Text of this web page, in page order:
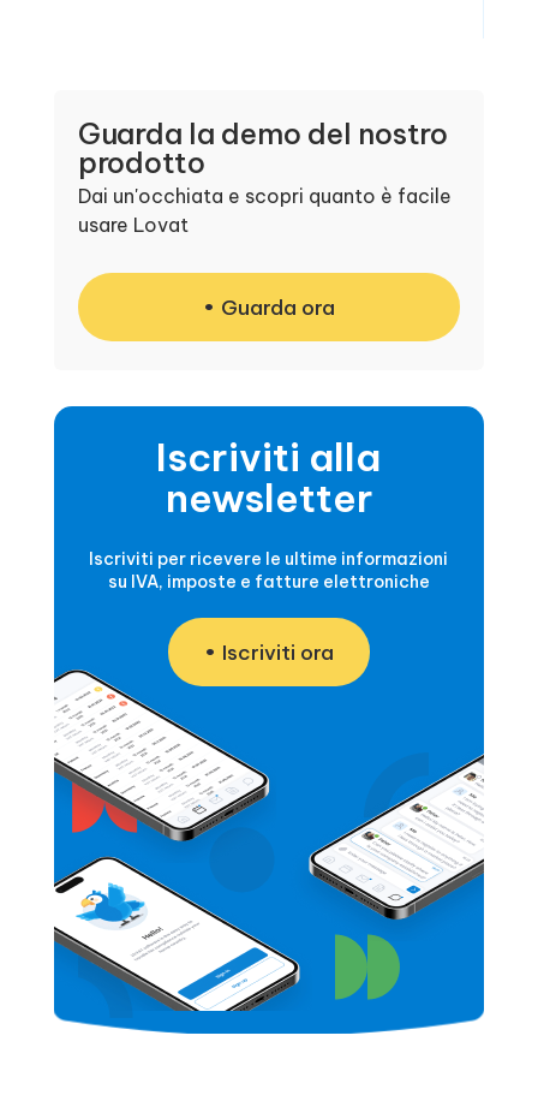
Guarda la demo del nostro
prodotto
Dai un'occhiata e scopri quanto è facile
usare Lovat
Guarda ora
Iscriviti alla
newsletter
Iscriviti per ricevere le ultime informazioni
su IVA, imposte e fatture elettroniche
Iscriviti ora